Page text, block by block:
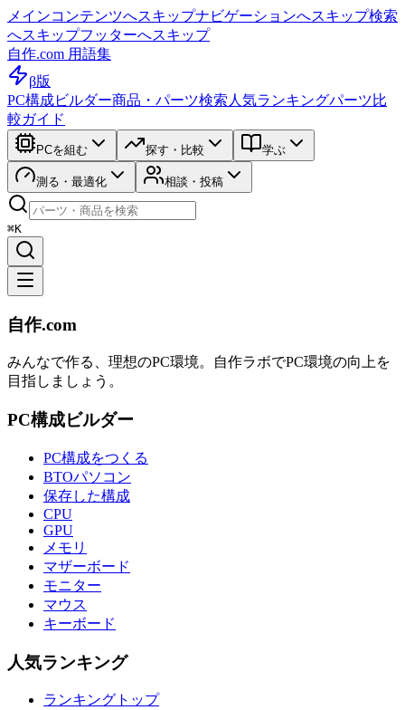
メインコンテンツへスキップナビゲーションへスキップ検索
へスキップフッターへスキップ
自作.com 用語集
β版
PC構成ビルダー商品・パーツ検索 人気ランキングパーツ比
較ガイド
PCを組む 探す・比較 学ぶ
測る・最適化 相談・投稿
⌘K
自作.com
みんなで作る、理想のPC環境。 自作ラボでPC環境の向上を
目指しましょう。
PC構成ビルダー
PC構成をつくる
BTOパソコン
保存した構成
CPU
GPU
メモリ
マザーボード
モニター
マウス
キーボード
人気ランキング
ランキングトップ